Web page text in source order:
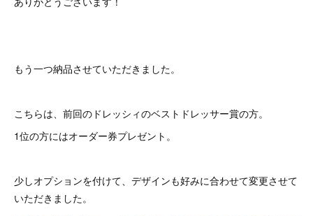
もう一つ納品させていただきました。
こちらは、前回のドレッシィのベストドレッサー賞の方。
1位の方にはオーダー券プレゼント。
少しオプションを付けて、デザインも好みに合わせて変更させて
いただきました。